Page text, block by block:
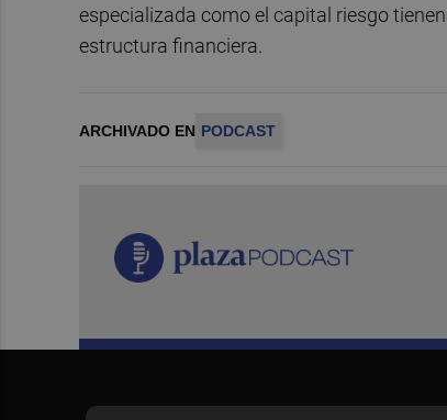
especializada como el capital riesgo
estructura financiera.
ARCHIVADO EN PODCAST